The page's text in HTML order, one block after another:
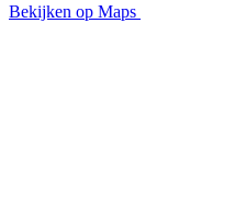
Bekijken op Maps